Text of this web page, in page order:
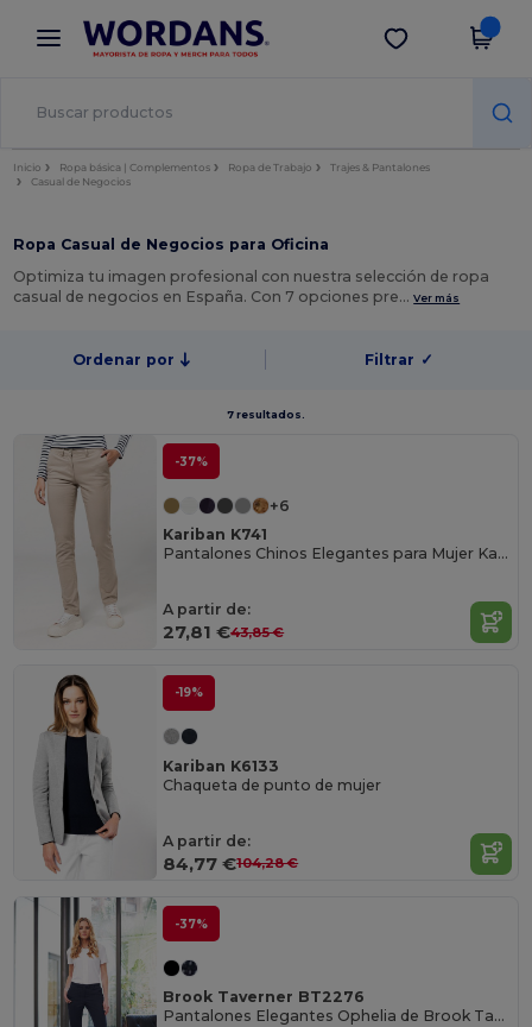
× App de Wordans
¡Mejores precios en app!
Descargar app
Inicio Ropa básica | Complementos Ropa de Trabajo
Trajes & Pantalones
Casual de Negocios
Ropa Casual de Negocios para Oficina
Optimiza tu imagen profesional con nuestra selección de ropa
casual de negocios en España. Con 7 opciones pre…Ver más
Ordenar por Filtrar ✓
7 resultados.
-37%
+6
Kariban K741
Pantalones Chinos Elegantes para Mujer Kariban
A partir de:
27,81 €43,85 €
-19%
Kariban K6133
Chaqueta de punto de mujer
A partir de:
84,77 €104,28 €
-37%
Brook Taverner BT2276
Pantalones Elegantes Ophelia de Brook Taverner